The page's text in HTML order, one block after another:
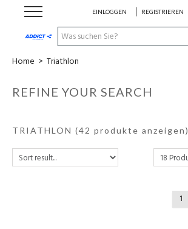
EINLOGGEN REGISTRIEREN
Cadeaubon
Loopschoenen
Run
Swim
Home > Triathlon
REFINE YOUR SEARCH
TRIATHLON (42 produkte anzeigen)
1